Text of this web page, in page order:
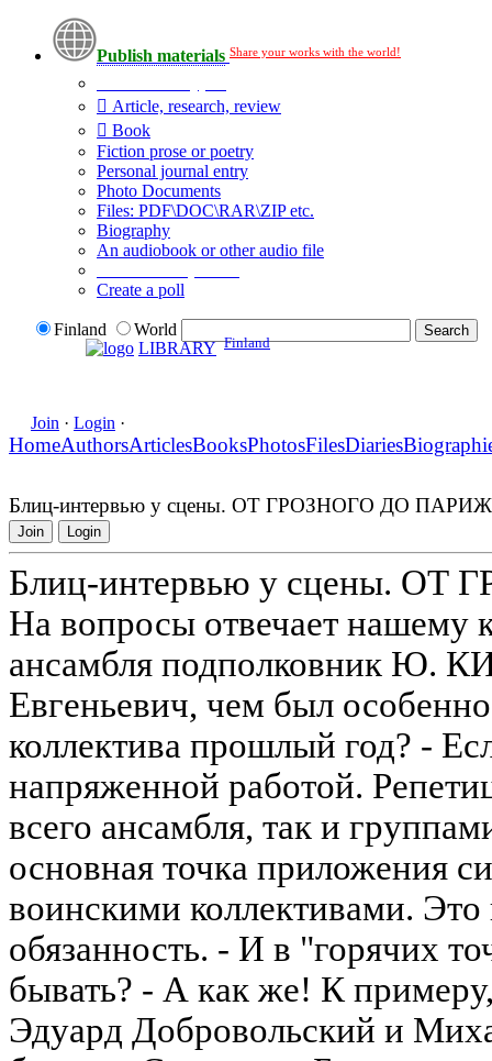
Publish materials Share your works with the world!
Article, research, review
Book
Fiction prose or poetry
Personal journal entry
Photo Documents
Files: PDF\DOC\RAR\ZIP etc.
Biography
An audiobook or other audio file
Create a poll
Finland
World
LIBRARY Finland
Join · Login ·
HomeAuthorsArticlesBooksPhotosFilesDiaries
Блиц-интервью у сцены. ОТ ГРОЗНОГО ДО
Join Login
Блиц-интервью у сцены.
На вопросы отвечает нашему
ансамбля подполковник Ю.
Евгеньевич, чем был
коллектива прошлый год? -
напряженной работой.
всего ансамбля, так и
основная точка приложения
воинскими коллективами.
обязанность. - И в "горячих
бывать? - А как же! К
Эдуард Добровольский и